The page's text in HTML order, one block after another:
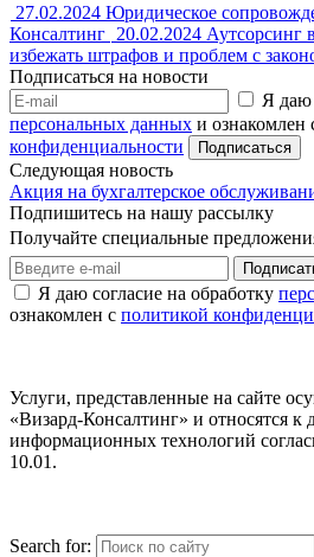
27.02.2024 Юридическое
Консалтинг 20.02.2024 Аутсорсинг
избежать штрафов и проблем с
Подписаться на новости
Я даю
персональных данных и ознакомлен
конфиденциальности
Следующая новость
Акция на бухгалтерское
Подпишитесь на нашу рассылку
Получайте специальные
Я даю согласие на обработку
ознакомлен с политикой
Услуги, представленные на сайте
«Визард-Консалтинг» и относятся к
информационных технологий
10.01.
Search for: